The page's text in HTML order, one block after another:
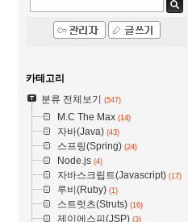
카테고리
분류 전체보기 (547)
M.C The Max (14)
자바(Java) (43)
스프링(Spring) (24)
Node.js (4)
자바스크립트(Javascript) (17)
루비(Ruby) (1)
스트럿츠(Struts) (16)
제이에스피(JSP) (3)